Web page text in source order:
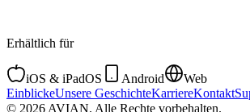
Erhältlich für
iOS & iPadOS Android
Web
EinblickeUnsere GeschichteKarriereKontakt
© 2026 AVIAN. Alle Rechte vorbehalten.